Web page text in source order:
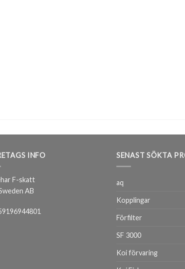
INFO
F-skatt
AB
SENAST SÖKTA
aq
Kopplingar
Förfilter
SF 3000
Koi förvaring